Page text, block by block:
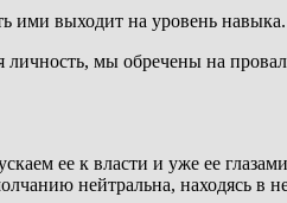
ими выходит на уровень навыка.
личность, мы обречены на
ее к власти и уже ее
нейтральна, находясь в